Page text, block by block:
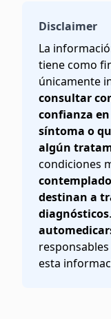
Disclaimer
La
tiene como
únicamente
consultar
confianza
síntoma o
algún
condiciones
destinan a
diagnósticos.
esta